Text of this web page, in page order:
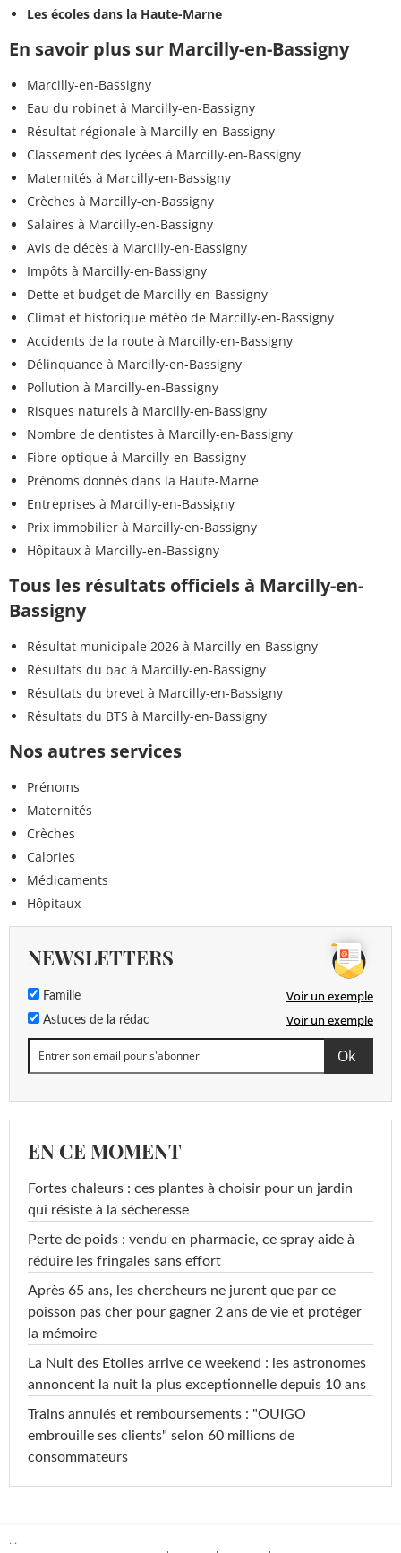
Les écoles dans la Haute-Marne
En savoir plus sur Marcilly-en-Bassigny
Marcilly-en-Bassigny
Eau du robinet à Marcilly-en-Bassigny
Résultat régionale à Marcilly-en-Bassigny
Classement des lycées à Marcilly-en-Bassigny
Maternités à Marcilly-en-Bassigny
Crèches à Marcilly-en-Bassigny
Salaires à Marcilly-en-Bassigny
Avis de décès à Marcilly-en-Bassigny
Impôts à Marcilly-en-Bassigny
Dette et budget de Marcilly-en-Bassigny
Climat et historique météo de Marcilly-en-Bassigny
Accidents de la route à Marcilly-en-Bassigny
Délinquance à Marcilly-en-Bassigny
Pollution à Marcilly-en-Bassigny
Risques naturels à Marcilly-en-Bassigny
Nombre de dentistes à Marcilly-en-Bassigny
Fibre optique à Marcilly-en-Bassigny
Prénoms donnés dans la Haute-Marne
Entreprises à Marcilly-en-Bassigny
Prix immobilier à Marcilly-en-Bassigny
Hôpitaux à Marcilly-en-Bassigny
Tous les résultats officiels à Marcilly-en-
Bassigny
Résultat municipale 2026 à Marcilly-en-Bassigny
Résultats du bac à Marcilly-en-Bassigny
Résultats du brevet à Marcilly-en-Bassigny
Résultats du BTS à Marcilly-en-Bassigny
Nos autres services
Prénoms
Maternités
Crèches
Calories
Médicaments
Hôpitaux
NEWSLETTERS
Famille Voir un exemple
Astuces de la rédac Voir un exemple
EN CE MOMENT
Fortes chaleurs : ces plantes à choisir pour un jardin
qui résiste à la sécheresse
Perte de poids : vendu en pharmacie, ce spray aide à
réduire les fringales sans effort
Après 65 ans, les chercheurs ne jurent que par ce
poisson pas cher pour gagner 2 ans de vie et protéger
la mémoire
La Nuit des Etoiles arrive ce weekend : les astronomes
annoncent la nuit la plus exceptionnelle depuis 10 ans
Trains annulés et remboursements : "OUIGO
embrouille ses clients" selon 60 millions de
consommateurs
...